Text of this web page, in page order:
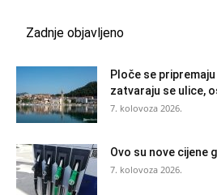
Zadnje objavljeno
Ploče se
zatvaraju se ulice,
7. kolovoza 2026.
Ovo su nove cijene
7. kolovoza 2026.